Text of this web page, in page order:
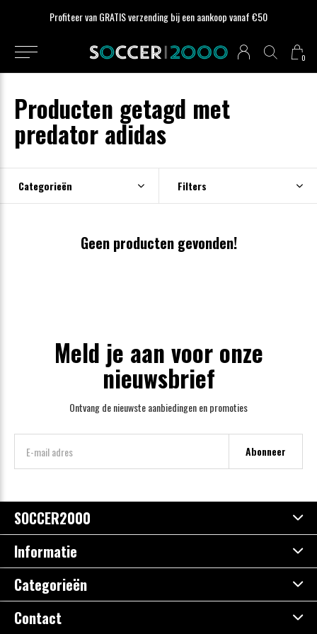
0
Profiteer van GRATIS verzending bij een aankoop vanaf €50
Producten getagd met
predator adidas
Categorieën Filters
Geen producten gevonden!
Meld je aan voor onze
nieuwsbrief
Ontvang de nieuwste aanbiedingen en promoties
Abonneer
SOCCER2000
Informatie
Categorieën
Contact